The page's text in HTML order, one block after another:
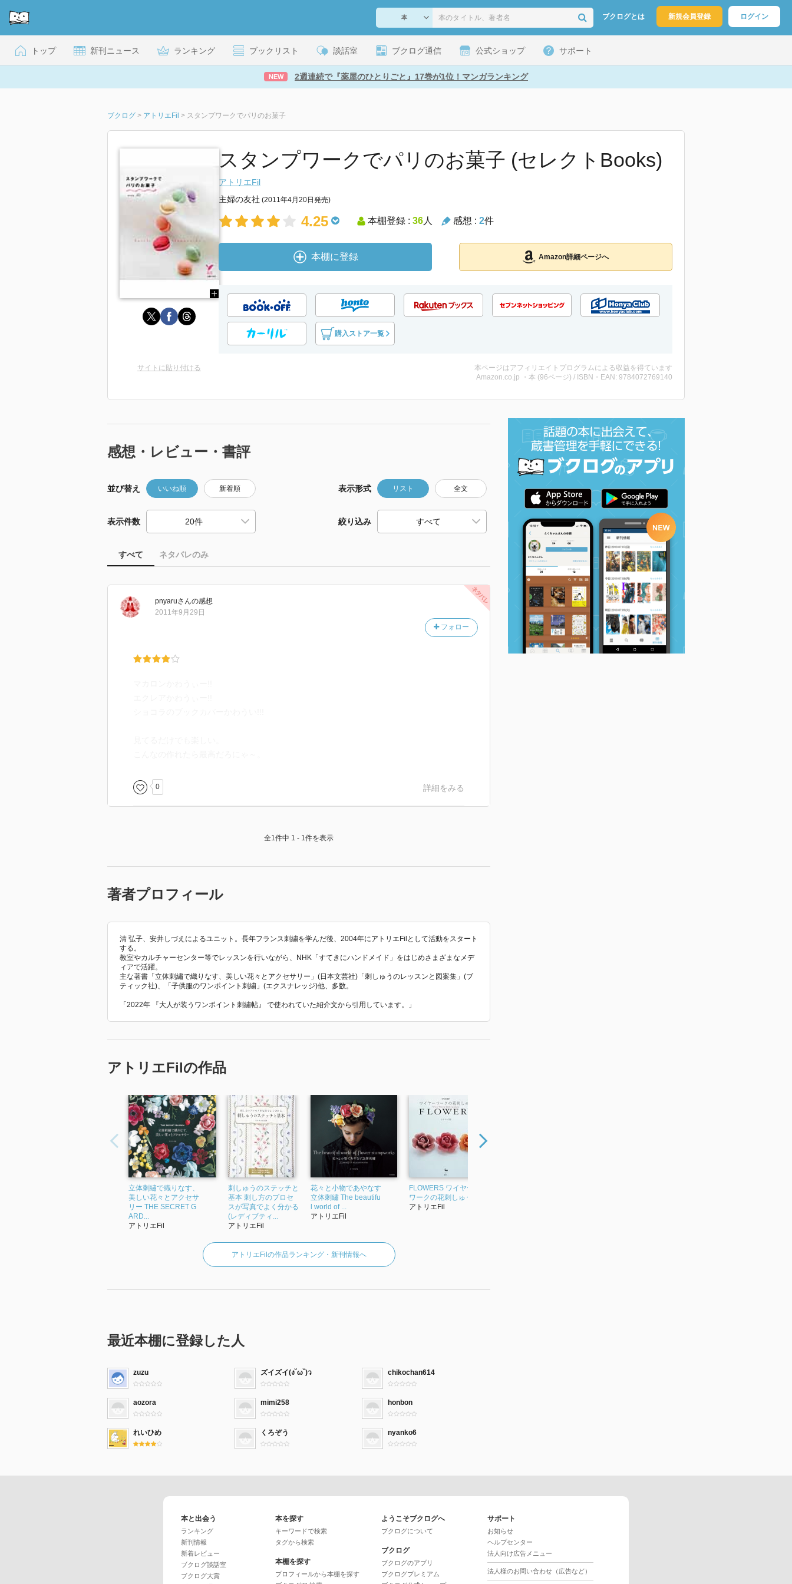
ブクログとは 新規会員登録 ログイン
トップ 新刊ニュース ランキング ブックリスト 談話室 ブクログ通信 公式ショップ サポート
NEW 2週連続で『薬屋のひとりごと』17巻が1位！マンガランキング
ブクログ > アトリエFil > スタンプワークでパリのお菓子
スタンプワークでパリのお菓子 (セレクトBooks)
アトリエFil
主婦の友社 (2011年4月20日発売)
4.25 本棚登録 : 36人 感想 : 2件
本棚に登録 Amazon詳細ページへ
購入ストア一覧
サイトに貼り付ける
本ページはアフィリエイトプログラムによる収益を得ています
Amazon.co.jp ・本 (96ページ) / ISBN・EAN: 9784072769140
感想・レビュー・書評
並び替え いいね順 新着順 表示形式 リスト 全文
表示件数 絞り込み
すべて ネタバレのみ
pnyaruさんの感想
フォロー
2011年9月29日
0 詳細をみる
全1件中 1 - 1件を表示
著者プロフィール
清 弘子、安井しづえによるユニット。長年フランス刺繍を学んだ後、2004年にアトリエFilとして活動をスタート
する。
教室やカルチャーセンター等でレッスンを行いながら、NHK「すてきにハンドメイド」をはじめさまざまなメデ
ィアで活躍。
主な著書「立体刺繡で織りなす、美しい花々とアクセサリー」(日本文芸社)「刺しゅうのレッスンと図案集」(ブ
ティック社)、「子供服のワンポイント刺繍」(エクスナレッジ)他、多数。
「2022年 『大人が装うワンポイント刺繡帖』 で使われていた紹介文から引用しています。」
アトリエFilの作品
立体刺繡で織りなす、
美しい花々とアクセサ
リー THE SECRET G
ARD...
アトリエFil
刺しゅうのステッチと
基本 刺し方のプロセ
スが写真でよく分かる
(レディブティ...
アトリエFil
花々と小物であやなす
立体刺繡 The beautifu
l world of ...
アトリエFil
FLOWERS ワイヤー
ワークの花刺しゅう
アトリエFil
アトリエFilの作品ランキング・新刊情報へ
最近本棚に登録した人
zuzu ズイズイ(ง˘ω˘)ว chikochan614
aozora mimi258 honbon
れいひめ くろぞう nyanko6
本と出会う
ランキング
新刊情報
新着レビュー
ブクログ談話室
ブクログ大賞
本を探す
キーワードで検索
タグから検索
本棚を探す
プロフィールから本棚を探す
ようこそブクログへ
ブクログについて
ブクログ
ブクログのアプリ
ブクログプレミアム
サポート
お知らせ
ヘルプセンター
法人向け広告メニュー
法人様のお問い合わせ（広告など）